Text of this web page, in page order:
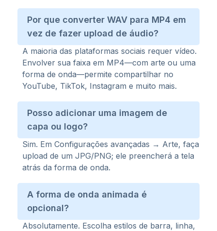
Por que converter WAV para MP4 em
vez de fazer upload de áudio?
A maioria das plataformas sociais requer vídeo.
Envolver sua faixa em MP4—com arte ou uma
forma de onda—permite compartilhar no
YouTube, TikTok, Instagram e muito mais.
Posso adicionar uma imagem de
capa ou logo?
Sim. Em Configurações avançadas → Arte, faça
upload de um JPG/PNG; ele preencherá a tela
atrás da forma de onda.
A forma de onda animada é
opcional?
Absolutamente. Escolha estilos de barra, linha,